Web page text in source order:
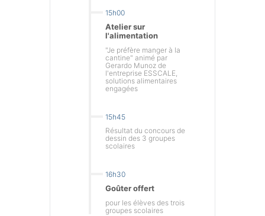
15h00
Atelier sur
l'alimentation
"Je préfère manger à la
cantine" animé par
Gerardo Munoz de
l'entreprise ESSCALE,
solutions alimentaires
engagées
15h45
Résultat du concours de
dessin des 3 groupes
scolaires
16h30
Goûter offert
pour les élèves des trois
groupes scolaires